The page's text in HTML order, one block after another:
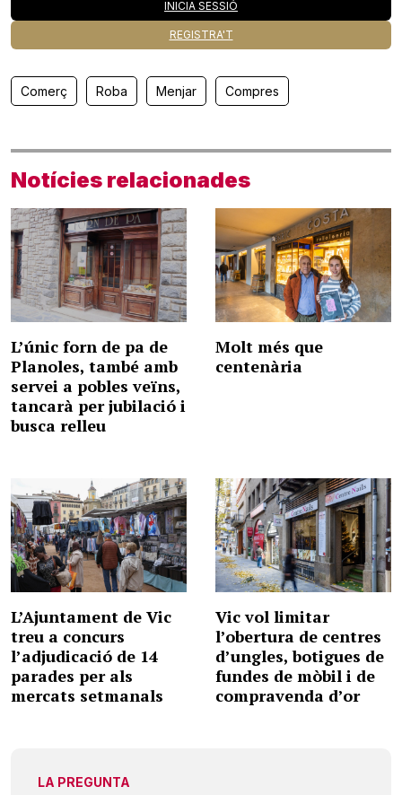
INICIA SESSIÓ
REGISTRA'T
Comerç Roba Menjar Compres
Notícies relacionades
L’únic forn de pa de
Planoles, també amb
servei a pobles veïns,
tancarà per jubilació i
busca relleu
Molt més que
centenària
L’Ajuntament de Vic
treu a concurs
l’adjudicació de 14
parades per als
mercats setmanals
Vic vol limitar
l’obertura de centres
d’ungles, botigues de
fundes de mòbil i de
compravenda d’or
LA PREGUNTA